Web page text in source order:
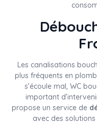
Les canalisations
plus fréquents en
s’écoule mal, WC
important
propose un service de
avec des